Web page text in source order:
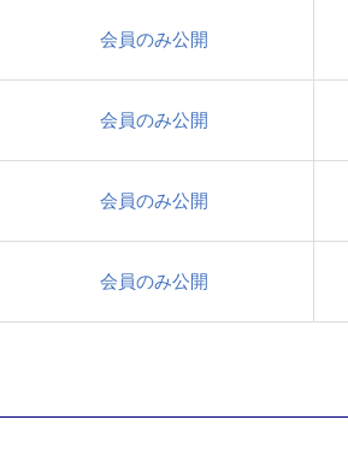
会員のみ公開
会員のみ公開
会員のみ公開
会員のみ公開